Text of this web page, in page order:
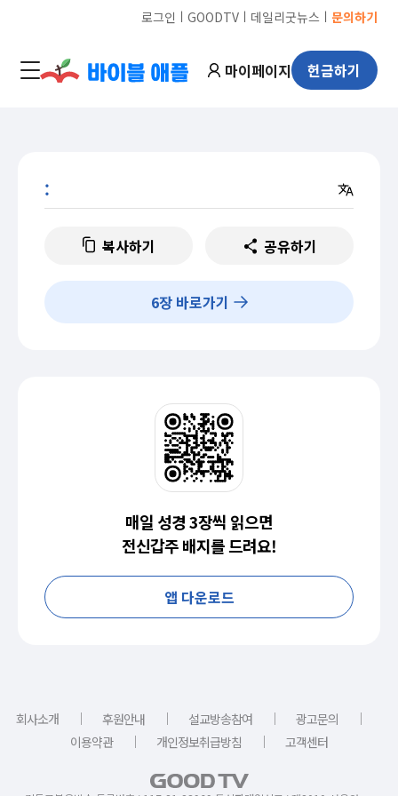
로그인 ㅣ GOODTVㅣ 데일리굿뉴스 ㅣ 문의하기
마이페이지 헌금하기
:
복사하기 공유하기
6장 바로가기
매일 성경 3장씩 읽으면
전신갑주 배지를 드려요!
앱 다운로드
회사소개 ｜ 후원안내 ｜ 설교방송참여 ｜ 광고문의
｜
이용약관
｜ 개인정보취급방침 ｜ 고객센터